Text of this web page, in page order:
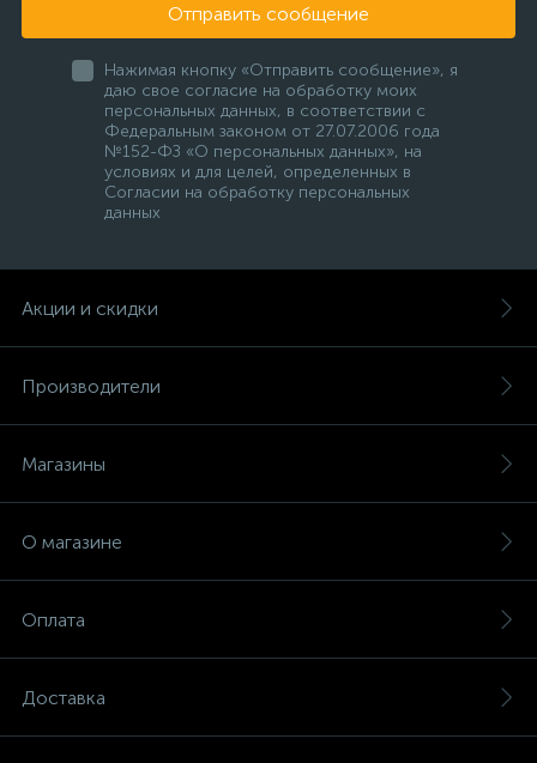
Отправить сообщение
Нажимая кнопку «Отправить сообщение», я
даю свое согласие на обработку моих
персональных данных, в соответствии с
Федеральным законом от 27.07.2006 года
№152-ФЗ «О персональных данных», на
условиях и для целей, определенных в
Согласии на обработку персональных
данных
Акции и скидки
Производители
Магазины
О магазине
Оплата
Доставка